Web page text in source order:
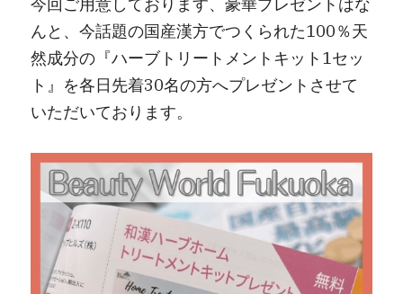
んと、今話題の国産漢方でつくられた100％天
然成分の『ハーブトリートメントキット1セッ
ト』を各日先着30名の方へプレゼントさせて
いただいております。